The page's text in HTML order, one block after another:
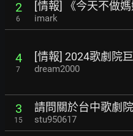
2
6
[情報] 《今天不做
imark
4
7
[情報] 2024歌劇院
dream2000
3
15
請問關於台中歌劇
stu950617